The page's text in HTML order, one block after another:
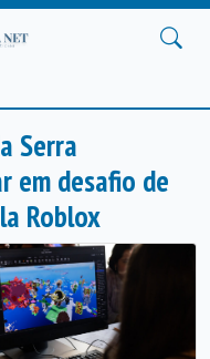
Serra
em desafio de
Roblox